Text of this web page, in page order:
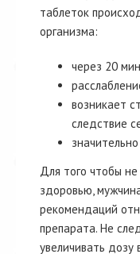
таблеток
организма:
через 20
возникает
следствие
Для того чтобы
здоровью,
рекомендаций
препарата. Не
увеличивать